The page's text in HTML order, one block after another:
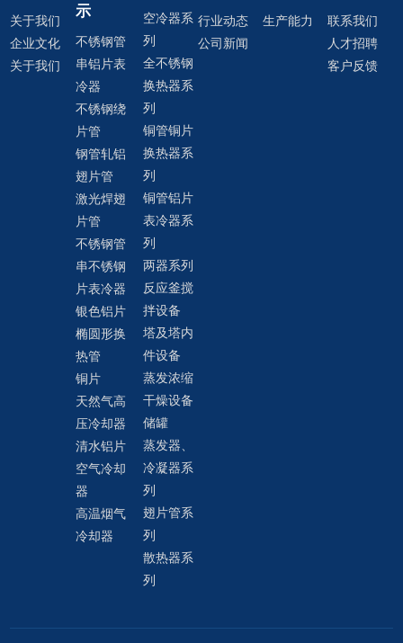
关于我们
企业文化
关于我们
示
不锈钢管
串铝片表
冷器
不锈钢绕
片管
钢管轧铝
翅片管
激光焊翅
片管
不锈钢管
串不锈钢
片表冷器
银色铝片
椭圆形换
热管
铜片
天然气高
压冷却器
清水铝片
空气冷却
器
高温烟气
冷却器
空冷器系
列
全不锈钢
换热器系
列
铜管铜片
换热器系
列
铜管铝片
表冷器系
列
两器系列
反应釜搅
拌设备
塔及塔内
件设备
蒸发浓缩
干燥设备
储罐
蒸发器、
冷凝器系
列
翅片管系
列
散热器系
列
行业动态
公司新闻
生产能力
联系我们
人才招聘
客户反馈